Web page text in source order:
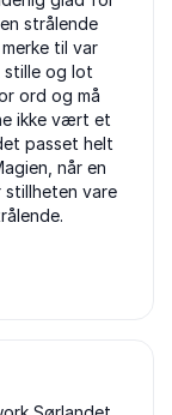
strålende
til var
stille og lot
ord og må
ikke vært et
passet helt
når en
vare